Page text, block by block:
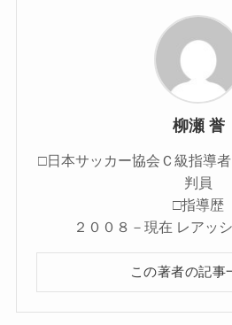
柳瀬 誉
□日本サッカー協会Ｃ級指導
判員
□指導歴
２００８－現在 レアッ
この著者の記事